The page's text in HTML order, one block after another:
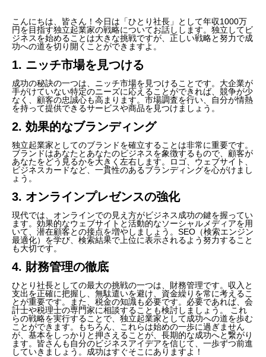
こんにちは、皆さん！今日は「ひとり社長」として年収1000万
円を目指す独立起業家の戦略についてお話しします。独立してビ
ジネスを始めることは大きな挑戦ですが、正しい戦略と努力で成
功への道を切り開くことができますよ。
1. ニッチ市場を見つける
成功の秘訣の一つは、ニッチ市場を見つけることです。大企業が
手がけていない特定のニーズに応えることができれば、競争が少
なく、顧客の忠誠心も高まります。市場調査を行い、自分が情熱
を持って提供できるサービスや商品を見つけましょう。
2. 効果的なブランディング
独立起業家としてのブランドを確立することは非常に重要です。
ブランドはあなたとあなたのビジネスを象徴するもので、顧客が
あなたをどう見るかを大きく左右します。ロゴ、ウェブサイト、
ビジネスカードなど、一貫性のあるブランディングを心がけまし
ょう。
3. オンラインプレゼンスの強化
現代では、オンラインでの見え方がビジネス成功の鍵を握ってい
ます。効果的なウェブサイトと活動的なソーシャルメディアを用
いて、潜在顧客との接点を増やしましょう。SEO（検索エンジン
最適化）を学び、検索結果で上位に表示されるよう努力すること
も大切です。
4. 財務管理の徹底
ひとり社長としての最大の挑戦の一つは、財務管理です。収入と
支出を正確に把握し、無駄遣いを避け、資金繰りを常に考えるこ
とが重要です。また、税金の知識も必要です。必要であれば、会
計士や税理士の専門家に相談することも検討しましょう。 これ
らの戦略を実行することで、独立起業家として成功への道を歩む
ことができます。もちろん、これらは始めの一歩に過ぎません
が、基本をしっかりと押さえることが、長期的な成功へと繋がり
ます。皆さんも自分のビジネスアイデアを信じて、一歩ずつ前進
していきましょう。成功はすぐそこにありますよ！